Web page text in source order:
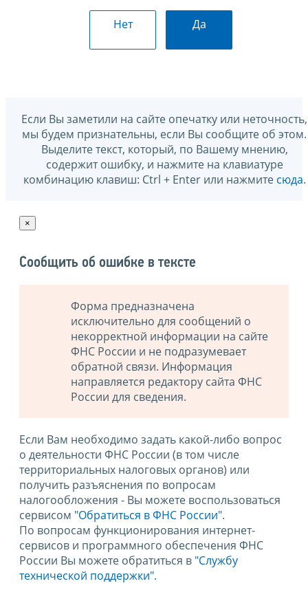
Нет Да
Если Вы заметили на сайте опечатку или неточность,
мы будем признательны, если Вы сообщите об этом.
Выделите текст, который, по Вашему мнению,
содержит ошибку, и нажмите на клавиатуре
комбинацию клавиш: Ctrl + Enter или нажмите сюда.
×
Сообщить об ошибке в тексте
Форма предназначена
исключительно для сообщений о
некорректной информации на сайте
ФНС России и не подразумевает
обратной связи. Информация
направляется редактору сайта ФНС
России для сведения.
Если Вам необходимо задать какой-либо вопрос
о деятельности ФНС России (в том числе
территориальных налоговых органов) или
получить разъяснения по вопросам
налогообложения - Вы можете воспользоваться
сервисом "Обратиться в ФНС России".
По вопросам функционирования интернет-
сервисов и программного обеспечения ФНС
России Вы можете обратиться в "Службу
технической поддержки".